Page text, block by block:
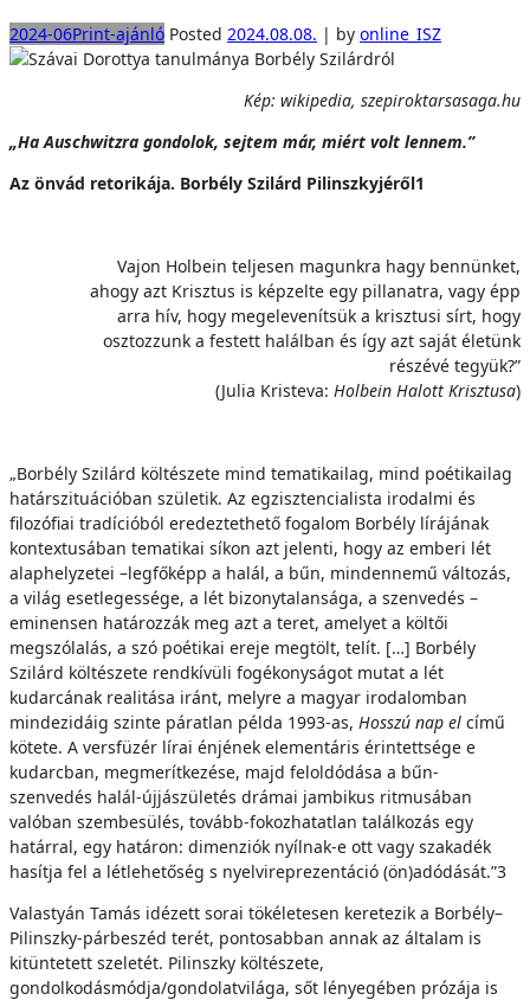
2024-06Print-ajánló Posted 2024.08.08. | by online_ISZ
Kép: wikipedia, szepiroktarsasaga.hu
„Ha Auschwitzra gondolok, sejtem már, miért volt lennem.”
Az önvád retorikája. Borbély Szilárd Pilinszkyjéről1
Vajon Holbein teljesen magunkra hagy bennünket,
ahogy azt Krisztus is képzelte egy pillanatra, vagy épp
arra hív, hogy megelevenítsük a krisztusi sírt, hogy
osztozzunk a festett halálban és így azt saját életünk
részévé tegyük?”
(Julia Kristeva: Holbein Halott Krisztusa)
„Borbély Szilárd költészete mind tematikailag, mind poétikailag
határszituációban születik. Az egzisztencialista irodalmi és
filozófiai tradícióból eredeztethető fogalom Borbély lírájának
kontextusában tematikai síkon azt jelenti, hogy az emberi lét
alaphelyzetei –legfőképp a halál, a bűn, mindennemű változás,
a világ esetlegessége, a lét bizonytalansága, a szenvedés –
eminensen határozzák meg azt a teret, amelyet a költői
megszólalás, a szó poétikai ereje megtölt, telít. […] Borbély
Szilárd költészete rendkívüli fogékonyságot mutat a lét
kudarcának realitása iránt, melyre a magyar irodalomban
mindezidáig szinte páratlan példa 1993-as, Hosszú nap el című
kötete. A versfüzér lírai énjének elementáris érintettsége e
kudarcban, megmerítkezése, majd feloldódása a bűn-
szenvedés halál-újjászületés drámai jambikus ritmusában
valóban szembesülés, tovább-fokozhatatlan találkozás egy
határral, egy határon: dimenziók nyílnak-e ott vagy szakadék
hasítja fel a létlehetőség s nyelvireprezentáció (ön)adódását.”3
Valastyán Tamás idézett sorai tökéletesen keretezik a Borbély–
Pilinszky-párbeszéd terét, pontosabban annak az általam is
kitüntetett szeletét. Pilinszky költészete,
gondolkodásmódja/gondolatvilága, sőt lényegében prózája is